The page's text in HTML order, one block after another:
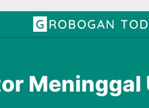
GROBOGAN
Meninggal